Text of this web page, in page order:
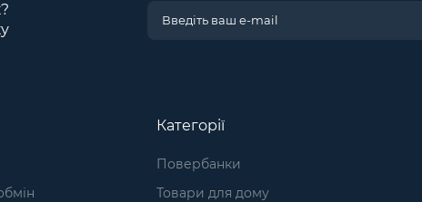
Категорії
Повербанки
Товари для дому